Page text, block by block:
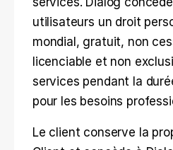
utilisateurs un droit
mondial, gratuit, non
licenciable et non
services pendant la
pour les besoins
Le client conserve la